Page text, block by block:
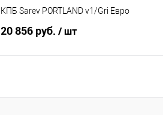
КПБ Sarev PORTLAND v1/Gri Евро
20 856 руб. / шт